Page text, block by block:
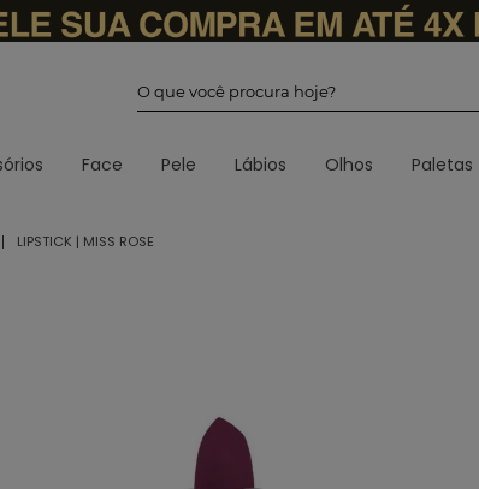
Face Pele Lábios Olhos Paletas
LIPSTICK | MISS ROSE